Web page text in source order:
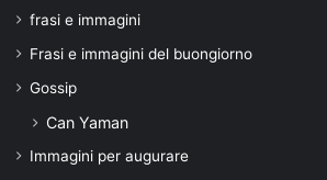
frasi e immagini
Frasi e immagini del buongiorno
Gossip
Can Yaman
Immagini per augurare